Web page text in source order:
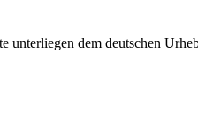
dem deutschen